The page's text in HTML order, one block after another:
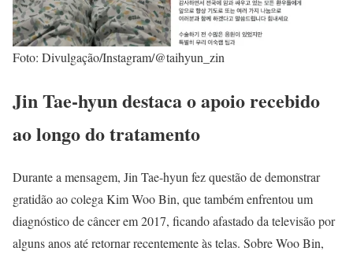
Foto: Divulgação/Instagram/@taihyun_zin
Jin Tae-hyun destaca o apoio recebido
ao longo do tratamento
Durante a mensagem, Jin Tae-hyun fez questão de demonstrar
gratidão ao colega Kim Woo Bin, que também enfrentou um
diagnóstico de câncer em 2017, ficando afastado da televisão por
alguns anos até retornar recentemente às telas. Sobre Woo Bin,